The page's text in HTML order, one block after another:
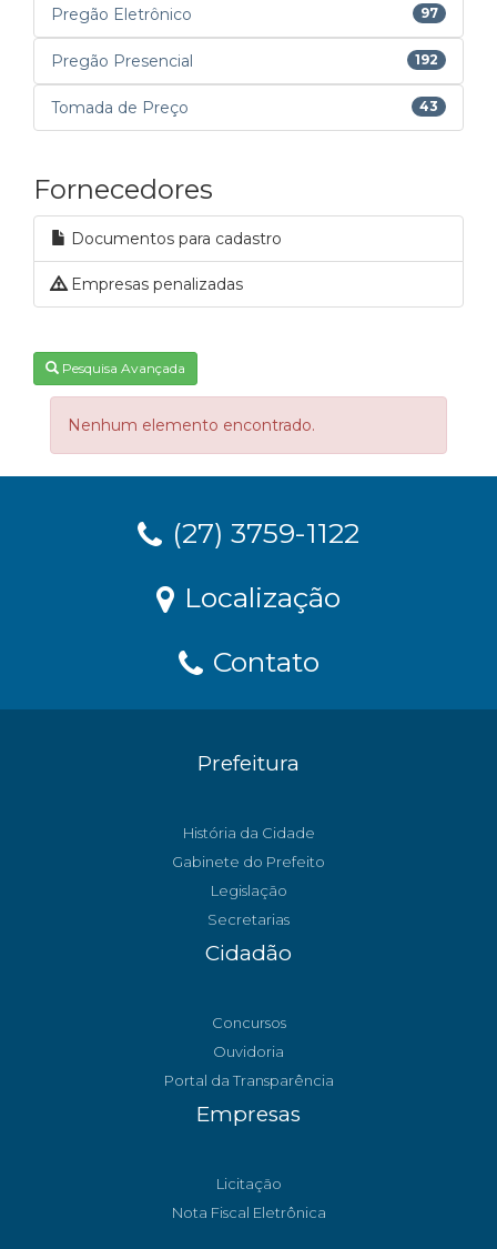
Pregão Eletrônico 97
Pregão Presencial 192
Tomada de Preço 43
Fornecedores
Documentos para cadastro
Empresas penalizadas
Pesquisa Avançada
Nenhum elemento encontrado.
(27) 3759-1122
Localização
Contato
Prefeitura
História da Cidade
Gabinete do Prefeito
Legislação
Secretarias
Cidadão
Concursos
Ouvidoria
Portal da Transparência
Empresas
Licitação
Nota Fiscal Eletrônica